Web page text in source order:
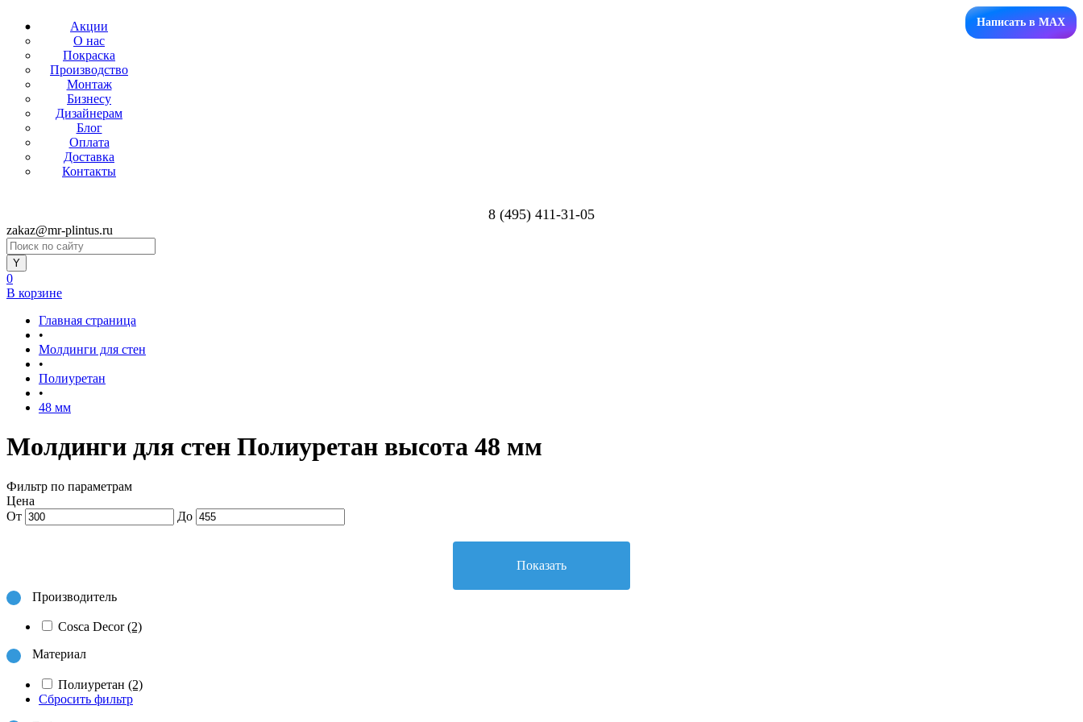
Акции
О нас
Покраска
Производство
Монтаж
Бизнесу
Дизайнерам
Блог
Оплата
Доставка
Контакты
Написать в MAX
8 (495) 411-31-05
zakaz@mr-plintus.ru
0
В корзине
Главная страница
•
Молдинги для стен
•
Полиуретан
•
48 мм
Молдинги для стен Полиуретан высота 48 мм
Фильтр по параметрам
Цена
От
До
Показать
Производитель
Cosca Decor(2)
Материал
Полиуретан (2)
Сбросить фильтр